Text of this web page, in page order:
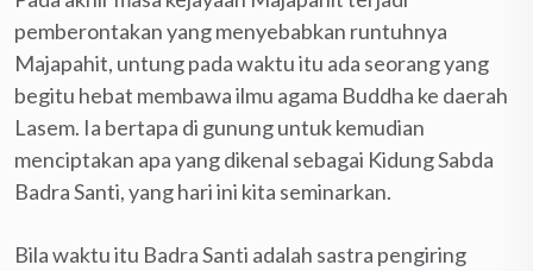
pemberontakan yang menyebabkan runtuhnya
Majapahit, untung pada waktu itu ada seorang yang
begitu hebat membawa ilmu agama Buddha ke daerah
Lasem. Ia bertapa di gunung untuk kemudian
menciptakan apa yang dikenal sebagai Kidung Sabda
Badra Santi, yang hari ini kita seminarkan.
Bila waktu itu Badra Santi adalah sastra pengiring